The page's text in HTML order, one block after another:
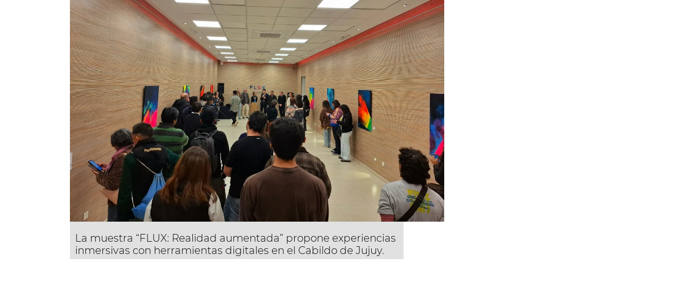
La muestra “FLUX: Realidad aumentada” propone experiencias
inmersivas con herramientas digitales en el Cabildo de Jujuy.